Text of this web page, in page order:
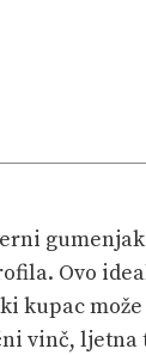
gumenjak
Ovo
kupac
vinč, ljetna